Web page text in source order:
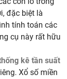
đặc biệt là
tính toán các
cụ này rất hữu
kê tần suất
Xổ số miền